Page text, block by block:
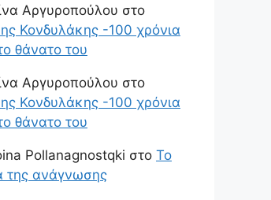
Αργυροπούλου στο
Κονδυλάκης -100 χρόνια
θάνατο του
Αργυροπούλου στο
Κονδυλάκης -100 χρόνια
θάνατο του
Pollanagnostqki στο Το
της ανάγνωσης